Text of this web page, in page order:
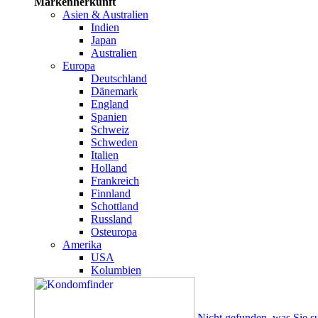
Asien & Australien
Indien
Japan
Australien
Europa
Deutschland
Dänemark
England
Spanien
Schweiz
Schweden
Italien
Holland
Frankreich
Finnland
Schottland
Russland
Osteuropa
Amerika
USA
Kolumbien